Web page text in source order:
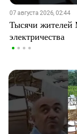
07 августа 2026, 02:44
Тысячи жителей
электричества